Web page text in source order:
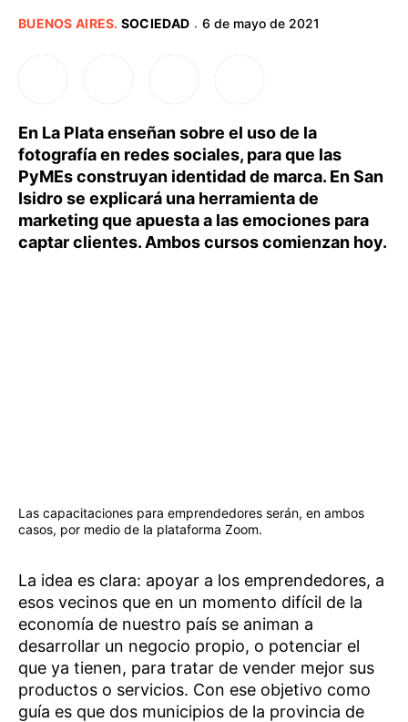
BUENOS AIRES. SOCIEDAD · 6 de mayo de 2021
En La Plata enseñan sobre el uso de la
fotografía en redes sociales, para que las
PyMEs construyan identidad de marca. En San
Isidro se explicará una herramienta de
marketing que apuesta a las emociones para
captar clientes. Ambos cursos comienzan hoy.
Las capacitaciones para emprendedores serán, en ambos
casos, por medio de la plataforma Zoom.
La idea es clara: apoyar a los emprendedores, a
esos vecinos que en un momento difícil de la
economía de nuestro país se animan a
desarrollar un negocio propio, o potenciar el
que ya tienen, para tratar de vender mejor sus
productos o servicios. Con ese objetivo como
guía es que dos municipios de la provincia de